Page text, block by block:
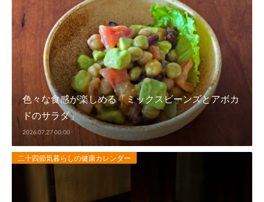
色々な食感が楽しめる「ミックスビーンズとアボカ
ドのサラダ」
2026.07.27 00:00
二十四節気暮らしの健康カレンダー